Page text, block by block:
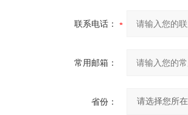
联系电话：
常用邮箱：
省份：